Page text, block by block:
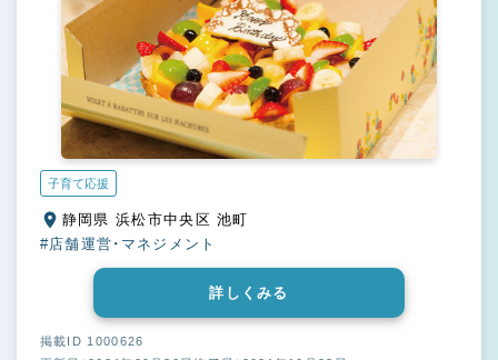
子育て応援
静岡県 浜松市中央区 池町
#店舗運営・マネジメント
詳しくみる
掲載ID 1000626